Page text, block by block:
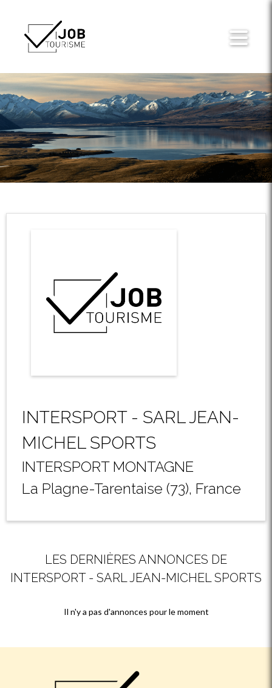
INTERSPORT - SARL JEAN-
MICHEL SPORTS
INTERSPORT MONTAGNE
La Plagne-Tarentaise (73), France
LES DERNIÈRES ANNONCES DE
INTERSPORT - SARL JEAN-MICHEL SPORTS
Il n'y a pas d'annonces pour le moment